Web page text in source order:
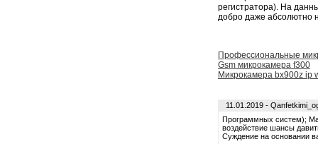
регистратора). На
добро даже абсолютно
Профессиональные
Gsm микрокамера f300
Микрокамера bx900z ip
11.01.2019 -
Программных систем);
воздействие шансы
Суждение на основании